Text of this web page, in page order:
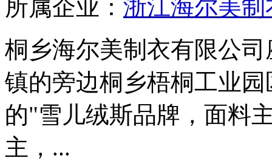
所属企业： 浙江海尔美
桐乡海尔美制衣有限公
镇的旁边桐乡梧桐工业
的"雪儿绒斯品牌，面料
主，...